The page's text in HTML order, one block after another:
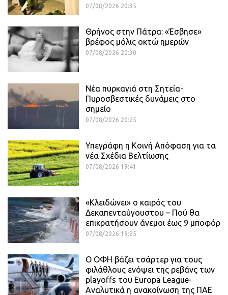
07/08/2026 20:35
Θρήνος στην Πάτρα: «Έσβησε»
βρέφος μόλις οκτώ ημερών
07/08/2026 20:30
Νέα πυρκαγιά στη Σητεία-
Πυροσβεστικές δυνάμεις στο
σημείο
07/08/2026 20:25
Υπεγράφη η Κοινή Απόφαση για τα
νέα Σχέδια Βελτίωσης
07/08/2026 19:41
«Κλειδώνει» ο καιρός του
Δεκαπενταύγουστου – Πού θα
επικρατήσουν άνεμοι έως 9 μποφόρ
07/08/2026 19:25
Ο ΟΦΗ βάζει τσάρτερ για τους
φιλάθλους ενόψει της ρεβάνς των
playoffs του Europa League-
Αναλυτικά η ανακοίνωση της ΠΑΕ